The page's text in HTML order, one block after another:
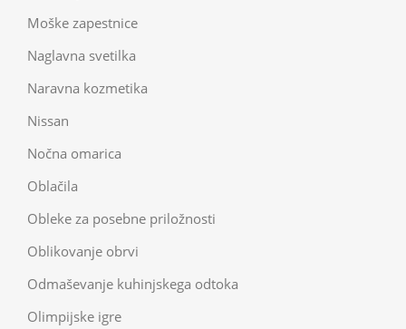
Moške zapestnice
Naglavna svetilka
Naravna kozmetika
Nissan
Nočna omarica
Oblačila
Obleke za posebne priložnosti
Oblikovanje obrvi
Odmaševanje kuhinjskega odtoka
Olimpijske igre